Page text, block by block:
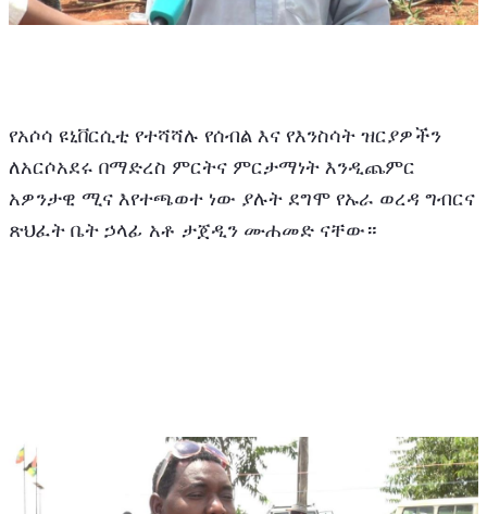
የአሶሳ ዩኒቨርሲቲ የተሻሻሉ የሰብል እና የእንስሳት ዝርያዎችን
ለአርሶአደሩ በማድረስ ምርትና ምርታማነት እንዲጨምር
አዎንታዊ ሚና እየተጫወተ ነው ያሉት ደግሞ የኡራ ወረዳ ግብርና
ጽህፈት ቤት ኃላፊ አቶ ታጀዲን ሙሐመድ ናቸው።